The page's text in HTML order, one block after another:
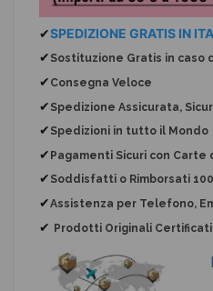
✔SPEDIZIONE GRATIS IN
✔ Sostituzione Gratis in caso
✔ Consegna Veloce
✔ Spedizione Assicurata,
✔ Spedizioni in tutto il Mondo
✔ Pagamenti Sicuri con Carte
✔ Soddisfatti o Rimborsati
✔Assistenza per Telefono,
✔ Prodotti Originali Certificati